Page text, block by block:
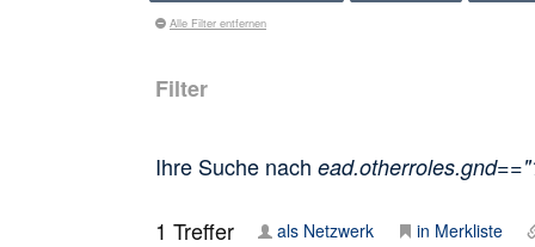
Alle Filter entfernen
Filter
Ihre Suche nach
1 Treffer als Netzwerk in Merkliste